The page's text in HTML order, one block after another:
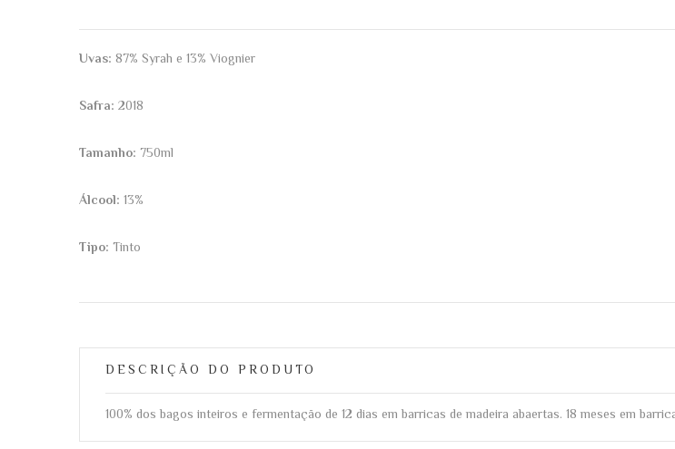
Uvas: 87% Syrah e 13% Viognier
Safra: 2018
Tamanho: 750ml
Álcool: 13%
Tipo: Tinto
DESCRIÇÃO DO PRODUTO
100% dos bagos inteiros e fermentação de 12 dias em barricas de madeira abaertas. 18 meses em